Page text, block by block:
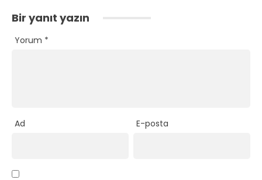
Bir yanıt yazın
Yorum *
Ad E-posta